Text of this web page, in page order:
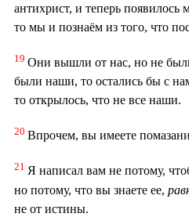
антихрист, и теперь появилось
то мы и познаём из того, что
19 Они вышли от нас, но не
были наши, то остались бы с
то открылось, что не все наши.
20 Впрочем, вы имеете
21 Я написал вам не потому,
но потому, что вы знаете ее,
не от истины.